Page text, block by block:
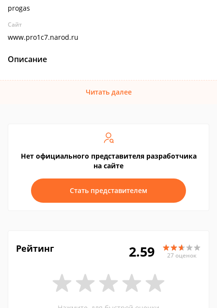
progas
Сайт
www.pro1c7.narod.ru
Описание
Читать далее
Нет официального представителя разработчика
на сайте
Стать представителем
Рейтинг 2.59 27 оценок